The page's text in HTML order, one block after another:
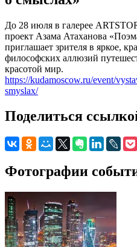
До 28 июля в галерее
проект Азама Атаханова
приглашает зрителя в яркое,
философских аллюзий
красотой мир.
https://kudamoscow.ru/event/
smyslax/
Поделиться
Фотографии